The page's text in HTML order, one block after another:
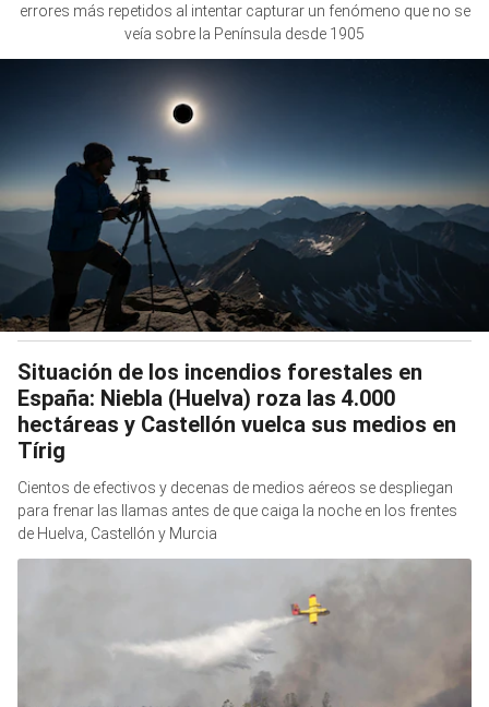
errores más repetidos al intentar capturar un fenómeno que no se
veía sobre la Península desde 1905
Situación de los incendios forestales en
España: Niebla (Huelva) roza las 4.000
hectáreas y Castellón vuelca sus medios en
Tírig
Cientos de efectivos y decenas de medios aéreos se despliegan
para frenar las llamas antes de que caiga la noche en los frentes
de Huelva, Castellón y Murcia